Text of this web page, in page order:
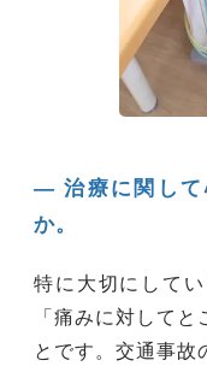
― 治療に関して
か。
特に大切にして
「痛みに対して
とです。交通事故